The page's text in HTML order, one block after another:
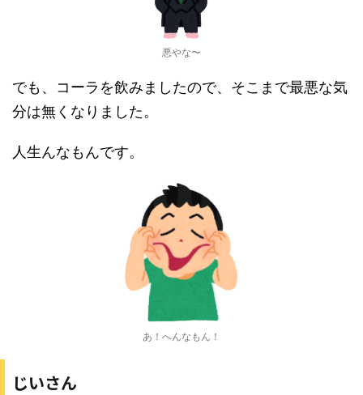
悪やな〜
でも、コーラを飲みましたので、そこまで最悪な気
分は無くなりました。
人生んなもんです。
あ！へんなもん！
じいさん